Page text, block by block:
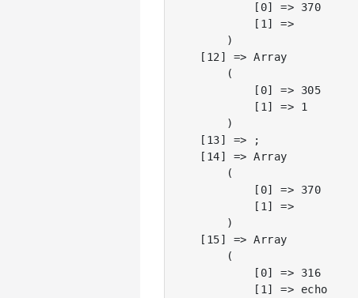
            [0] => 370
            [1] =>
        )
    [12] => Array
        (
            [0] => 305
            [1] => 1
        )
    [13] => ;
    [14] => Array
        (
            [0] => 370
            [1] =>
        )
    [15] => Array
        (
            [0] => 316
            [1] => echo